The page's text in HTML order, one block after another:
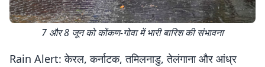
7 और 8 जून को कोंकण-गोवा में भारी बारिश की संभावना
Rain Alert: केरल, कर्नाटक, तमिलनाडु, तेलंगाना और आंध्र